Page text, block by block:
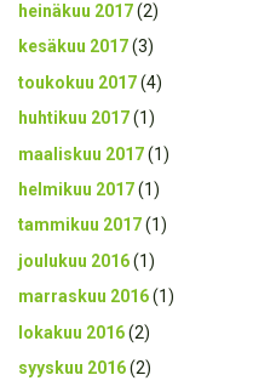
heinäkuu 2017(2)
kesäkuu 2017(3)
toukokuu 2017(4)
huhtikuu 2017(1)
maaliskuu 2017(1)
helmikuu 2017(1)
tammikuu 2017(1)
joulukuu 2016(1)
marraskuu 2016(1)
lokakuu 2016(2)
syyskuu 2016(2)